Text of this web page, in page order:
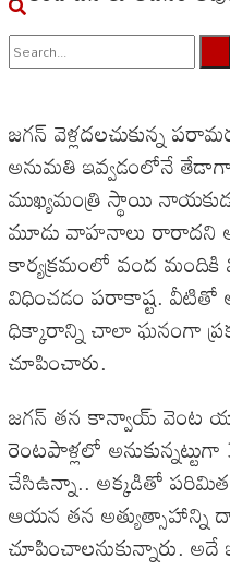
View All Result
జగన్ వెళ్లదలచుకున్న
అనుమతి ఇవ్వడంలోనే
ముఖ్యమంత్రి స్థాయి
మూడు వాహనాలు రారాదని
కార్యక్రమంలో వంద
విధించడం పరాకాష్ట. వీటితో
ధిక్కారాన్ని చాలా ఘనంగా
చూపించారు.
జగన్ తన కాన్వాయ్ వెంట
రెంటపాళ్లలో
చేసిఉన్నా.. అక్కడితో
ఆయన తన అత్యుత్సాహాన్ని
చూపించాలనుకున్నారు. అదే